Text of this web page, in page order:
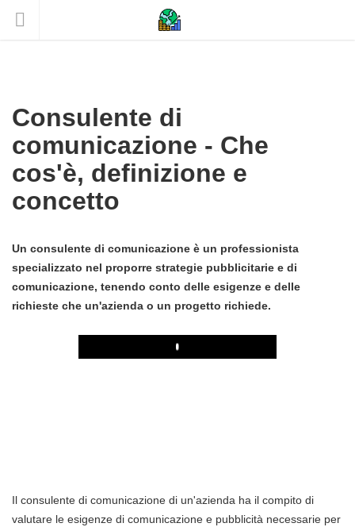
Consulente di
comunicazione - Che
cos'è, definizione e
concetto
Un consulente di comunicazione è un professionista
specializzato nel proporre strategie pubblicitarie e di
comunicazione, tenendo conto delle esigenze e delle
richieste che un'azienda o un progetto richiede.
Play
Il consulente di comunicazione di un'azienda ha il compito di
valutare le esigenze di comunicazione e pubblicità necessarie per